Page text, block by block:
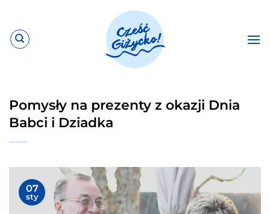
zawartości
Pomysły na prezenty z okazji Dnia
Babci i Dziadka
07
sty